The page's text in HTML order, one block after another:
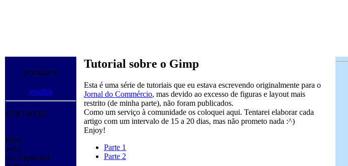
portuguese
english
SOFTWARE
tdesk
wmx
microterminal
Tutorial sobre o Gimp
Esta é uma série de tutoriais que eu estava escrevendo originalmente para o
Jornal do Commércio, mas devido ao excesso de figuras e layout mais
restrito (de minha parte), não foram publicados.
Como um serviço à comunidade os coloquei aqui. Tentarei elaborar cada
artigo com um intervalo de 15 a 20 dias, mas não prometo nada :^)
Enjoy!
Parte 1
Parte 2